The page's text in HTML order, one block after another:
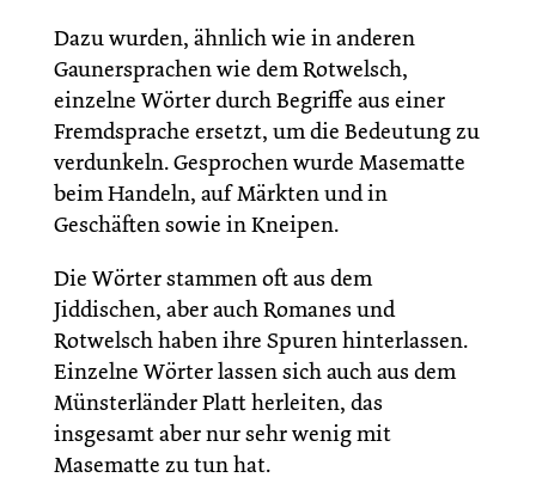
Dazu wurden, ähnlich wie in anderen
Gaunersprachen wie dem Rotwelsch,
einzelne Wörter durch Begriffe aus einer
Fremdsprache ersetzt, um die Bedeutung zu
verdunkeln. Gesprochen wurde Masematte
beim Handeln, auf Märkten und in
Geschäften sowie in Kneipen.
Die Wörter stammen oft aus dem
Jiddischen, aber auch Romanes und
Rotwelsch haben ihre Spuren hinterlassen.
Einzelne Wörter lassen sich auch aus dem
Münsterländer Platt herleiten, das
insgesamt aber nur sehr wenig mit
Masematte zu tun hat.